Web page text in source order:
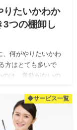
りたいかわか
3つの棚卸し
、何がやりたいかわ
方はとても多いで
は、意欲がないの
◆サービス一覧